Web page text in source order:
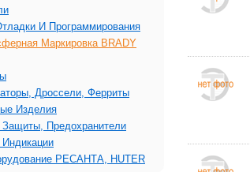
И Программирования
Маркировка BRADY
Дроссели, Ферриты
Изделия
Защиты, Предохранители
Индикации
РЕСАНТА, HUTER